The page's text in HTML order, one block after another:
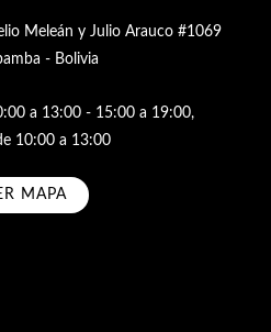
Meleán y Julio Arauco #1069
- Bolivia
a 13:00 - 15:00 a 19:00,
10:00 a 13:00
MAPA